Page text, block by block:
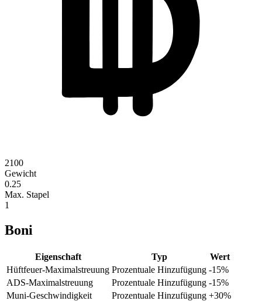
2100
Gewicht
0.25
Max. Stapel
1
Boni
Eigenschaft Typ
Wert
Hüftfeuer-Maximalstreuung Prozentuale Hinzufügung -15%
ADS-Maximalstreuung
Prozentuale Hinzufügung -15%
Muni-Geschwindigkeit
Prozentuale Hinzufügung +30%